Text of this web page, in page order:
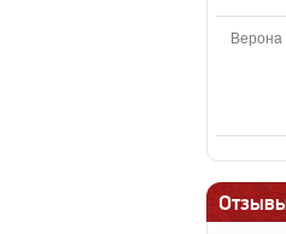
Верона